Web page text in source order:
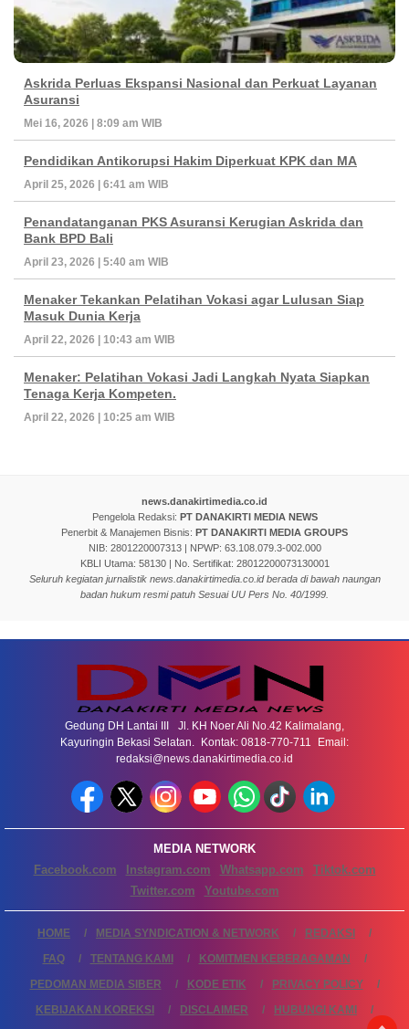
Askrida Perluas Ekspansi Nasional dan Perkuat Layanan
Asuransi
Mei 16, 2026 | 8:09 am WIB
Pendidikan Antikorupsi Hakim Diperkuat KPK dan MA
April 25, 2026 | 6:41 am WIB
Penandatanganan PKS Asuransi Kerugian Askrida dan
Bank BPD Bali
April 23, 2026 | 5:40 am WIB
Menaker Tekankan Pelatihan Vokasi agar Lulusan Siap
Masuk Dunia Kerja
April 22, 2026 | 10:43 am WIB
Menaker: Pelatihan Vokasi Jadi Langkah Nyata Siapkan
Tenaga Kerja Kompeten.
April 22, 2026 | 10:25 am WIB
news.danakirtimedia.co.id
Pengelola Redaksi: PT DANAKIRTI MEDIA NEWS
Penerbit & Manajemen Bisnis: PT DANAKIRTI MEDIA GROUPS
NIB: 2801220007313 | NPWP: 63.108.079.3-002.000
KBLI Utama: 58130 | No. Sertifikat: 28012200073130001
Seluruh kegiatan jurnalistik news.danakirtimedia.co.id berada di bawah naungan
badan hukum resmi patuh Sesuai UU Pers No. 40/1999.
Gedung DH Lantai III Jl. KH Noer Ali No.42 Kalimalang,
Kayuringin Bekasi Selatan. Kontak: 0818-770-711 Email:
redaksi@news.danakirtimedia.co.id
MEDIA NETWORK
Facebook.com
Instagram.com Whatsapp.com
Tiktok.com
Twitter.com
Youtube.com
HOME MEDIA SYNDICATION & NETWORK
REDAKSI
FAQ
TENTANG KAMI
KOMITMEN KEBERAGAMAN
PEDOMAN MEDIA SIBER
KODE ETIK
PRIVACY POLICY
KEBIJAKAN KOREKSI
DISCLAIMER
HUBUNGI KAMI